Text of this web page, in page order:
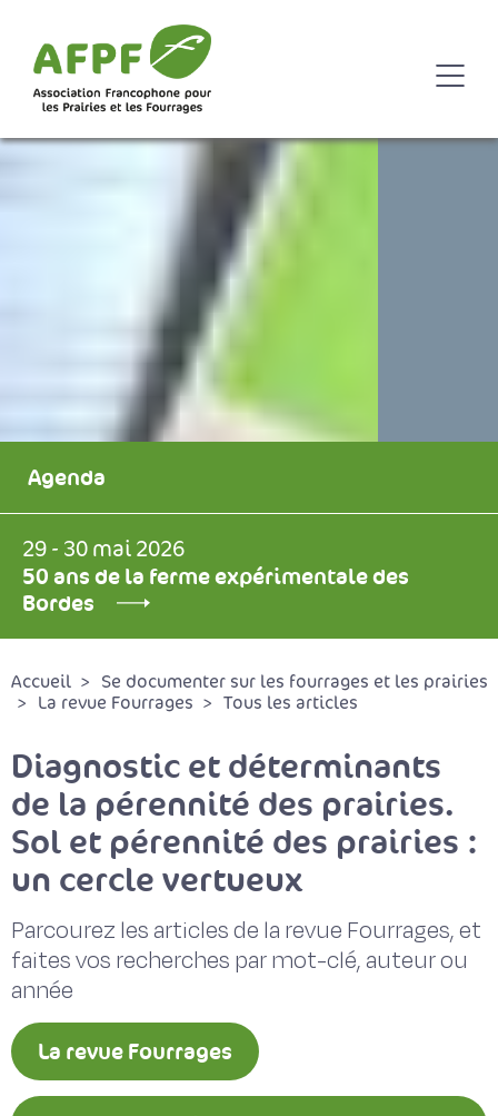
Agenda
29 - 30 mai 2026
50 ans de la ferme expérimentale des
Bordes
Accueil
Se documenter sur les fourrages et les prairies
La revue Fourrages
Tous les articles
Diagnostic et déterminants
de la pérennité des prairies.
Sol et pérennité des prairies :
un cercle vertueux
Parcourez les articles de la revue Fourrages, et
faites vos recherches par mot-clé, auteur ou
année
La revue Fourrages